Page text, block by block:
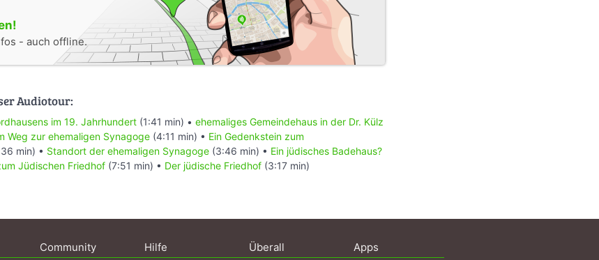
- auch offline.
Audiotour:
im 19. Jahrhundert (1:41 min) • ehemaliges Gemeindehaus in der Dr. Külz
Weg zur ehemaligen Synagoge (4:11 min) • Ein Gedenkstein zum
min) • Standort der ehemaligen Synagoge (3:46 min) • Ein jüdisches Badehaus?
Jüdischen Friedhof (7:51 min) • Der jüdische Friedhof (3:17 min)
Community Hilfe Überall Apps